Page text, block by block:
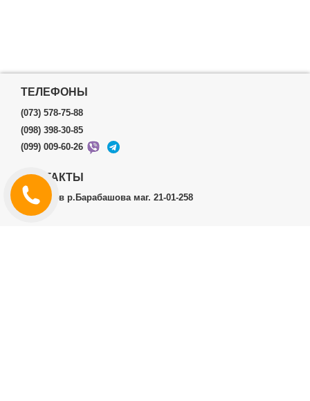
ТЕЛЕФОНЫ
(073) 578-75-88
(098) 398-30-85
(099) 009-60-26
КОНТАКТЫ
г.Харьков р.Барабашова маг. 21-01-258